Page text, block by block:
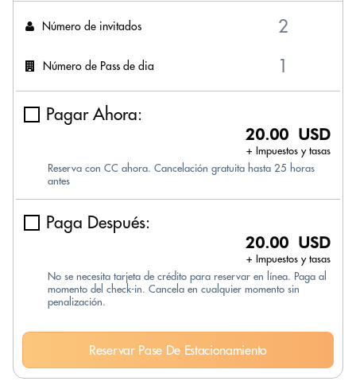
Número de invitados
Número de Pass de dia
Pagar Ahora:
20.00 USD
+ Impuestos y tasas
Reserva con CC ahora. Cancelación gratuita hasta 25 horas
antes
Paga Después:
20.00 USD
+ Impuestos y tasas
No se necesita tarjeta de crédito para reservar en línea. Paga al
momento del check-in. Cancela en cualquier momento sin
penalización.
Reservar Pase De Estacionamiento